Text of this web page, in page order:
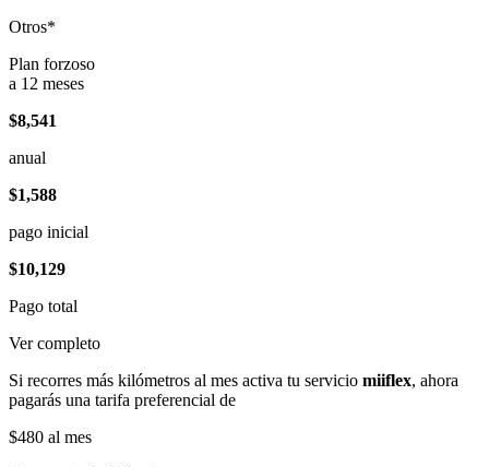
Otros*
Plan forzoso
a 12 meses
$8,541
anual
$1,588
pago inicial
$10,129
Pago total
Ver completo
Si recorres más kilómetros al mes activa tu servicio miiflex, ahora
pagarás una tarifa preferencial de
$480 al mes